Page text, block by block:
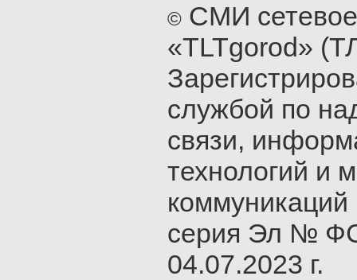
© СМИ
«TLTgorod»
службой по
связи,
технологий и
серия Эл №
04.07.2023 г.